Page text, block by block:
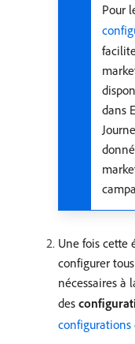
Pour
dans
Une fois cette
configurer
nécessaires à
des
configurations